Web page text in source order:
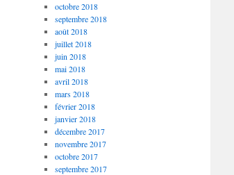
octobre 2018
septembre 2018
août 2018
juillet 2018
juin 2018
mai 2018
avril 2018
mars 2018
février 2018
janvier 2018
décembre 2017
novembre 2017
octobre 2017
septembre 2017